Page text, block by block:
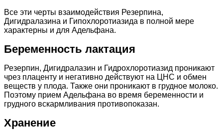
Все эти черты взаимодействия Резерпина,
Дигидралазина и Гипохлоротиазида в полной мере
характерны и для Адельфана.
Беременность лактация
Резерпин, Дигидралазин и Гидрохлоротиазид проникают
чрез плаценту и негативно действуют на ЦНС и обмен
веществ у плода. Также они проникают в грудное молоко.
Поэтому прием Адельфана во время беременности и
грудного вскармливания противопоказан.
Хранение